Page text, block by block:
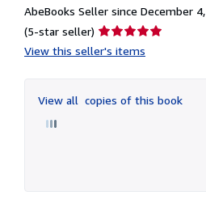
AbeBooks Seller since December
(5-star seller) Seller
rating
of
5
View this seller's items
View all copies of this book